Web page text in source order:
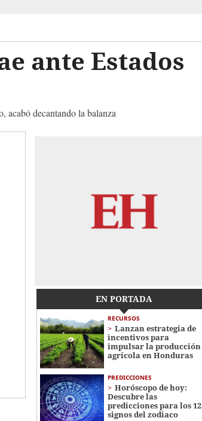
ante Estados
acabó decantando la balanza
EN PORTADA
RECURSOS
Lanzan estrategia de
incentivos para
impulsar la producción
agrícola en Honduras
PREDICCIONES
Horóscopo de hoy:
Descubre las
predicciones para los 12
signos del zodiaco